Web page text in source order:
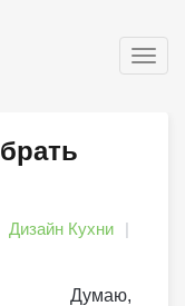
Дизайн Кухни
Думаю,